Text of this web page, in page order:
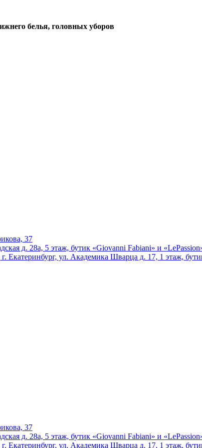
белья, головных уборов
37
д. 28а, 5 этаж, бутик «Giovanni Fabiani» и
Екатеринбург, ул. Академика Шварца д. 17, 1 этаж,
37
д. 28а, 5 этаж, бутик «Giovanni Fabiani» и
Екатеринбург, ул. Академика Шварца д. 17, 1 этаж,